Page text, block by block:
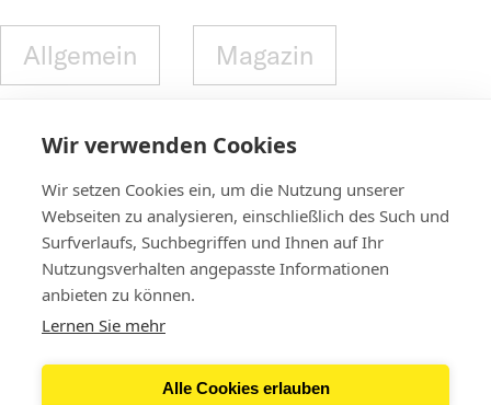
Wir verwenden Cookies
Wir setzen Cookies ein, um die Nutzung unserer
Webseiten zu analysieren, einschließlich des Such und
Surfverlaufs, Suchbegriffen und Ihnen auf Ihr
Nutzungsverhalten angepasste Informationen
anbieten zu können.
Lernen Sie mehr
Alle Cookies erlauben
Allgemein Magazin
Video Statements
Contact